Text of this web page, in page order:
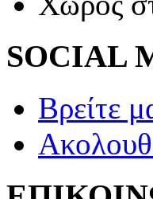
SOCIAL
Βρείτε